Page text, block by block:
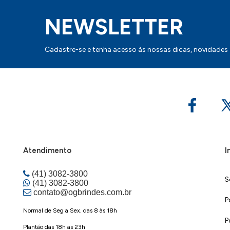
NEWSLETTER
Cadastre-se e tenha acesso às nossas dicas,
Atendimento
(41) 3082-3800
(41) 3082-3800
contato@ogbrindes.com.br
Normal de Seg a Sex. das 8 às 18h
Plantão das 18h as 23h